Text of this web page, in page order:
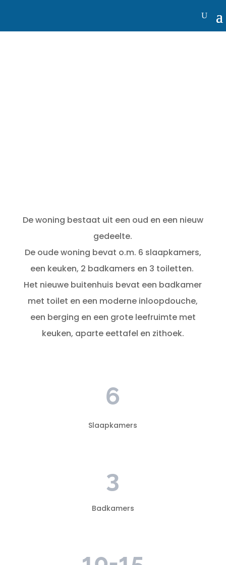
De woning bestaat uit een oud en een nieuw
gedeelte.
De oude woning bevat o.m. 6 slaapkamers,
een keuken, 2 badkamers en 3 toiletten.
Het nieuwe buitenhuis bevat een badkamer
met toilet en een moderne inloopdouche,
een berging en een grote leefruimte met
keuken, aparte eettafel en zithoek.
6
Slaapkamers
3
Badkamers